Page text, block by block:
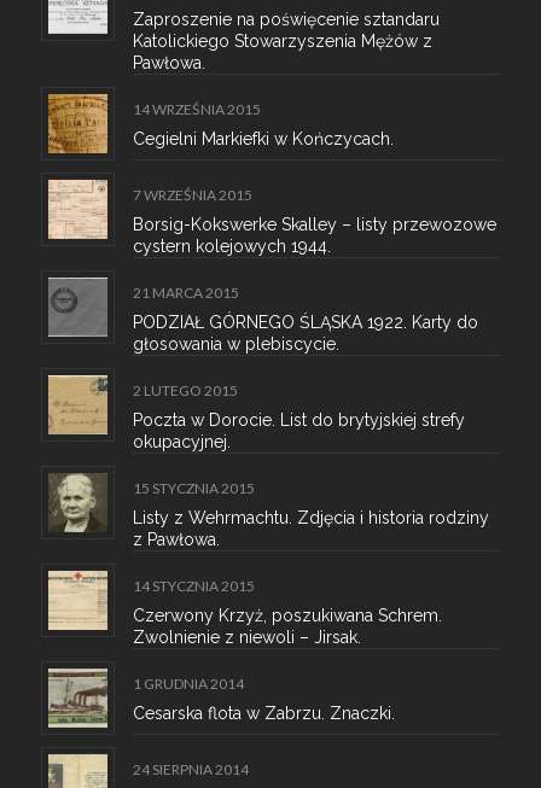
Zaproszenie na poświęcenie sztandaru
Katolickiego Stowarzyszenia Mężów z
Pawłowa.
14 WRZEŚNIA 2015
Cegielni Markiefki w Kończycach.
7 WRZEŚNIA 2015
Borsig-Kokswerke Skalley – listy przewozowe
cystern kolejowych 1944.
21 MARCA 2015
PODZIAŁ GÓRNEGO ŚLĄSKA 1922. Karty do
głosowania w plebiscycie.
2 LUTEGO 2015
Poczta w Dorocie. List do brytyjskiej strefy
okupacyjnej.
15 STYCZNIA 2015
Listy z Wehrmachtu. Zdjęcia i historia rodziny
z Pawłowa.
14 STYCZNIA 2015
Czerwony Krzyż, poszukiwana Schrem.
Zwolnienie z niewoli – Jirsak.
1 GRUDNIA 2014
Cesarska flota w Zabrzu. Znaczki.
24 SIERPNIA 2014